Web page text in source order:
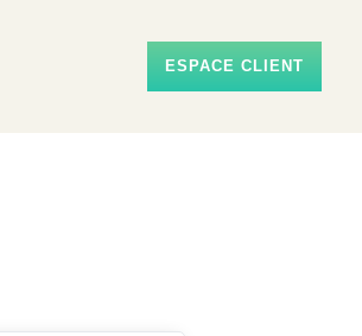
ESPACE CLIENT